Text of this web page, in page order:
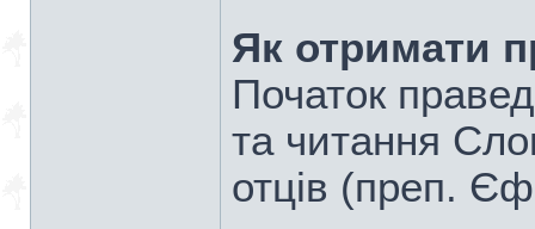
Як отримати
Початок
та читання
отців (преп.